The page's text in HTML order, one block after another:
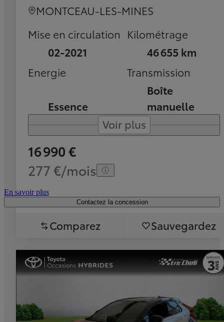
MONTCEAU-LES-MINES
Mise en circulation
02-2021
Kilométrage
46 655 km
Energie
Essence
Transmission
Boîte
manuelle
Voir plus
16 990 €
277 €/mois
En savoir plus
Contactez la concession
Comparez Sauvegardez